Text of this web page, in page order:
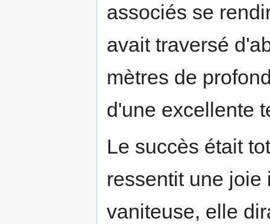
associés se
avait traversé
mètres de
d'une excellente
Le succès était
ressentit une joie
vaniteuse, elle